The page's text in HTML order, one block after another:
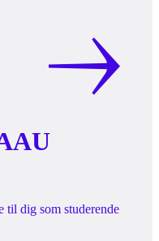
til dig som studerende